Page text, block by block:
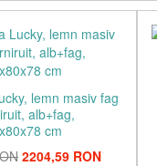
lemn masiv fag
alb+fag,
cm
2204,59 RON